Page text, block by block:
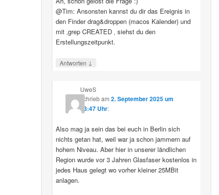
@Tim: Ansonsten kannst du dir das Ereignis in
den Finder drag&droppen (macos Kalender) und
mit ‚grep CREATED ‚ siehst du den
Erstellungszeitpunkt.
Antworten ↓
UweS
schriebam 2. September 2025 um
13:47 Uhr:
Also mag ja sein das bei euch in Berlin sich
nichts getan hat, weil war ja schon jammern auf
hohem Niveau. Aber hier in unserer ländlichen
Region wurde vor 3 Jahren Glasfaser kostenlos in
jedes Haus gelegt wo vorher kleiner 25MBit
anlagen.